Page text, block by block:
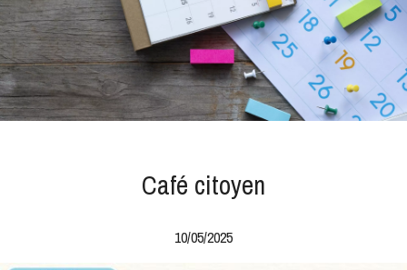
Café citoyen
10/05/2025